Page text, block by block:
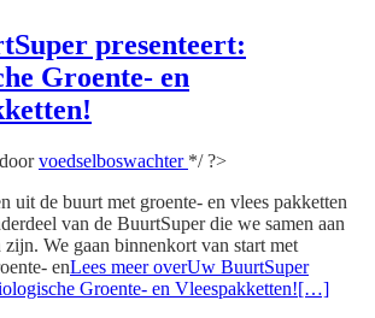
presenteert:
Groente- en
doorvoedselboswachter */ ?>
uit de buurt met groente- en vlees pakketten
van de BuurtSuper die we samen aan
We gaan binnenkort van start met
enLees meer overUw BuurtSuper
Groente- en Vleespakketten![…]